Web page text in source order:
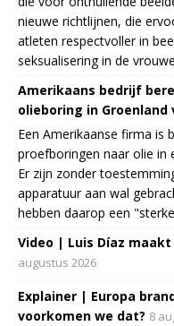
nieuwe richtlijnen, die
atleten respectvoller in
seksualisering in de
Amerikaans bedrijf
olieboring in Groenland
Een Amerikaanse firma is
proefboringen naar olie in
Er zijn zonder
apparatuur aan wal
hebben daarop een
Video | Luis Díaz
augustus 2026
Explainer | Europa
voorkomen we dat? 8